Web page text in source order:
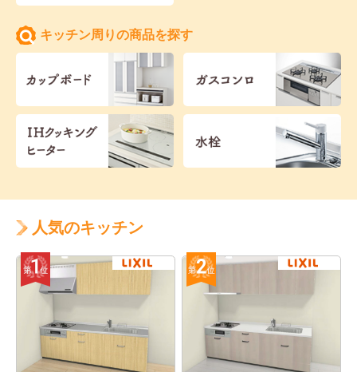
キッチン周りの商品を探す
人気のキッチン